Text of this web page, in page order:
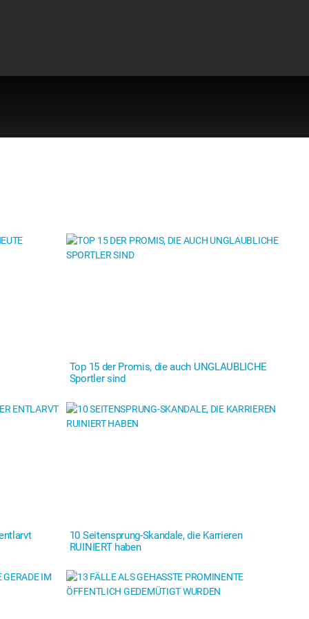
Top 15 der Promis, die auch UNGLAUBLICHE
Sportler sind
10 Seitensprung-Skandale, die Karrieren
RUINIERT haben